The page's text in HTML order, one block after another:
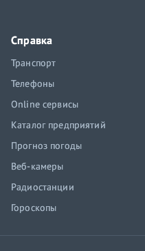
Справка
Транспорт
Телефоны
Online сервисы
Каталог предприятий
Прогноз погоды
Веб-камеры
Радиостанции
Гороскопы